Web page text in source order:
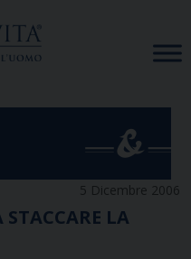
5 Dicembre 2006
LA